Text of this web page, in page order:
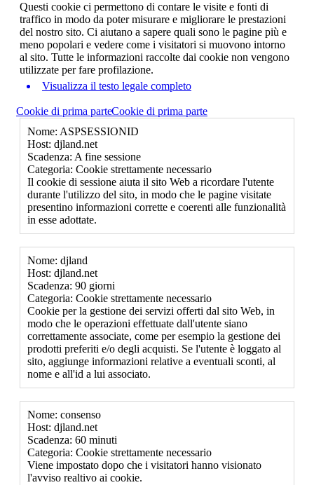
Questi cookie ci permettono di contare le visite e fonti di
traffico in modo da poter misurare e migliorare le prestazioni
del nostro sito. Ci aiutano a sapere quali sono le pagine più e
meno popolari e vedere come i visitatori si muovono intorno
al sito. Tutte le informazioni raccolte dai cookie non vengono
utilizzate per fare profilazione.
Visualizza il testo legale completo
Cookie di prima parteCookie di prima parte
Nome: ASPSESSIONID
Host: djland.net
Scadenza: A fine sessione
Categoria: Cookie strettamente necessario
Il cookie di sessione aiuta il sito Web a ricordare l'utente
durante l'utilizzo del sito, in modo che le pagine visitate
presentino informazioni corrette e coerenti alle funzionalità
in esse adottate.
Nome: djland
Host: djland.net
Scadenza: 90 giorni
Categoria: Cookie strettamente necessario
Cookie per la gestione dei servizi offerti dal sito Web, in
modo che le operazioni effettuate dall'utente siano
correttamente associate, come per esempio la gestione dei
prodotti preferiti e/o degli acquisti. Se l'utente è loggato al
sito, aggiunge informazioni relative a eventuali sconti, al
nome e all'id a lui associato.
Nome: consenso
Host: djland.net
Scadenza: 60 minuti
Categoria: Cookie strettamente necessario
Viene impostato dopo che i visitatori hanno visionato
l'avviso realtivo ai cookie.